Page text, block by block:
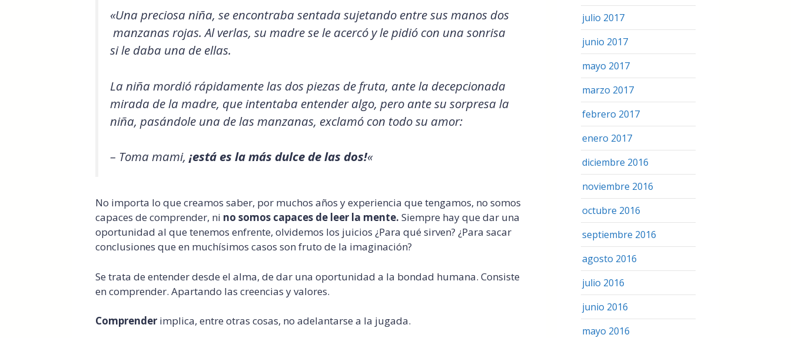
«Una preciosa niña, se encontraba sentada sujetando entre sus manos dos
manzanas rojas. Al verlas, su madre se le acercó y le pidió con una sonrisa
si le daba una de ellas.
La niña mordió rápidamente las dos piezas de fruta, ante la decepcionada
mirada de la madre, que intentaba entender algo, pero ante su sorpresa la
niña, pasándole una de las manzanas, exclamó con todo su amor:
– Toma mami, ¡está es la más dulce de las dos!«
No importa lo que creamos saber, por muchos años y experiencia que tengamos, no somos
capaces de comprender, ni no somos capaces de leer la mente. Siempre hay que dar una
oportunidad al que tenemos enfrente, olvidemos los juicios ¿Para qué sirven? ¿Para sacar
conclusiones que en muchísimos casos son fruto de la imaginación?
Se trata de entender desde el alma, de dar una oportunidad a la bondad humana. Consiste
en comprender. Apartando las creencias y valores.
Comprender implica, entre otras cosas, no adelantarse a la jugada.
julio 2017
junio 2017
mayo 2017
marzo 2017
febrero 2017
enero 2017
diciembre 2016
noviembre 2016
octubre 2016
septiembre 2016
agosto 2016
julio 2016
junio 2016
mayo 2016